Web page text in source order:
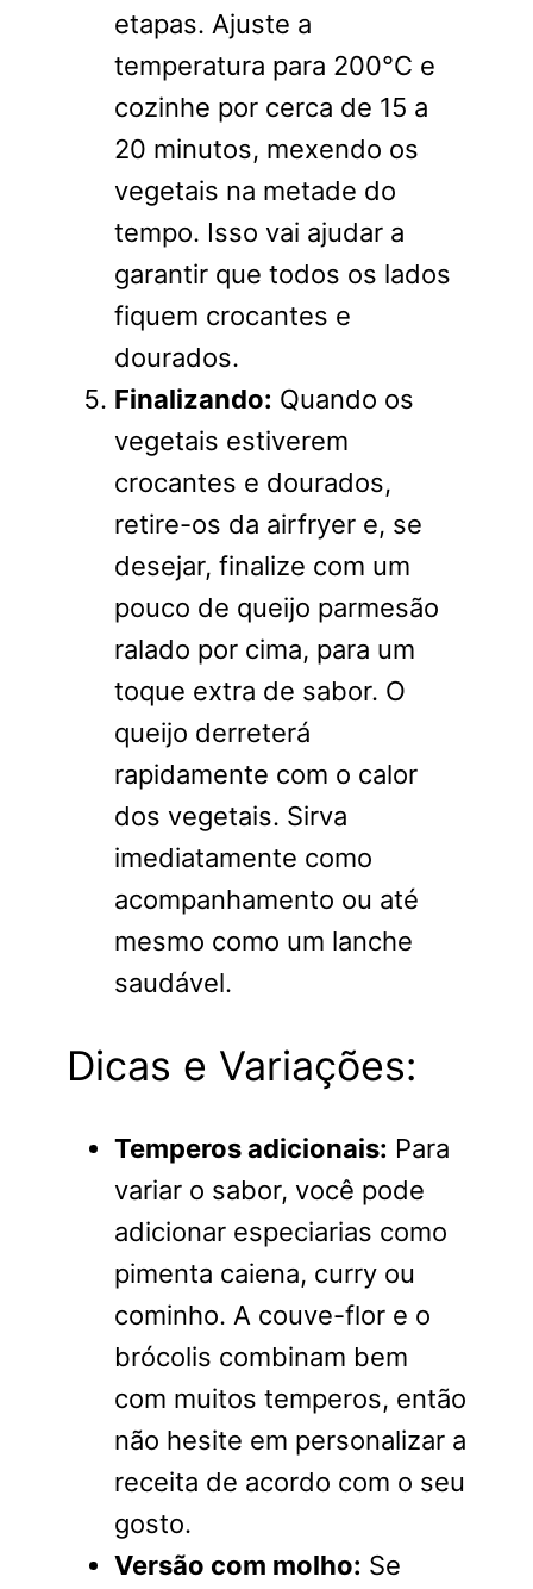
etapas. Ajuste a
temperatura para 200°C e
cozinhe por cerca de 15 a
20 minutos, mexendo os
vegetais na metade do
tempo. Isso vai ajudar a
garantir que todos os lados
fiquem crocantes e
dourados.
Finalizando: Quando os
vegetais estiverem
crocantes e dourados,
retire-os da airfryer e, se
desejar, finalize com um
pouco de queijo parmesão
ralado por cima, para um
toque extra de sabor. O
queijo derreterá
rapidamente com o calor
dos vegetais. Sirva
imediatamente como
acompanhamento ou até
mesmo como um lanche
saudável.
Dicas e Variações:
Temperos adicionais: Para
variar o sabor, você pode
adicionar especiarias como
pimenta caiena, curry ou
cominho. A couve-flor e o
brócolis combinam bem
com muitos temperos, então
não hesite em personalizar a
receita de acordo com o seu
gosto.
Versão com molho: Se